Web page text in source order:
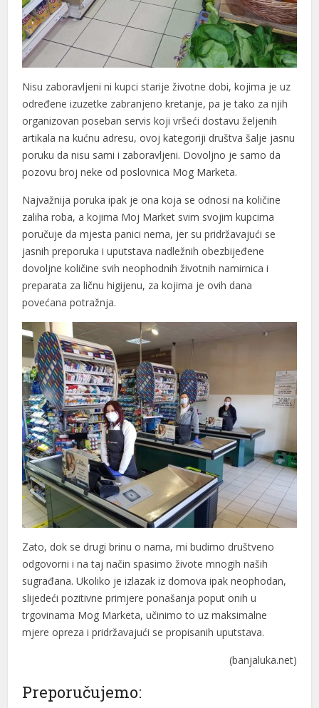
Nisu zaboravljeni ni kupci starije životne dobi, kojima je uz
određene izuzetke zabranjeno kretanje, pa je tako za njih
organizovan poseban servis koji vršeći dostavu željenih
artikala na kućnu adresu, ovoj kategoriji društva šalje jasnu
poruku da nisu sami i zaboravljeni. Dovoljno je samo da
pozovu broj neke od poslovnica Mog Marketa.
Najvažnija poruka ipak je ona koja se odnosi na količine
zaliha roba, a kojima Moj Market svim svojim kupcima
poručuje da mjesta panici nema, jer su pridržavajući se
jasnih preporuka i uputstava nadležnih obezbijeđene
dovoljne količine svih neophodnih životnih namirnica i
preparata za ličnu higijenu, za kojima je ovih dana
povećana potražnja.
Zato, dok se drugi brinu o nama, mi budimo društveno
odgovorni i na taj način spasimo živote mnogih naših
sugrađana. Ukoliko je izlazak iz domova ipak neophodan,
slijedeći pozitivne primjere ponašanja poput onih u
trgovinama Mog Marketa, učinimo to uz maksimalne
mjere opreza i pridržavajući se propisanih uputstava.
(banjaluka.net)
Preporučujemo: